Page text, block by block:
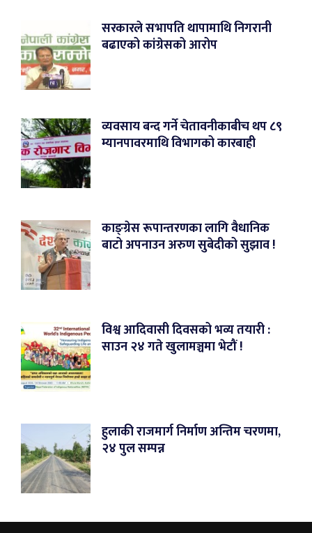
सरकारले सभापति थापामाथि निगरानी
बढाएको कांग्रेसको आरोप
व्यवसाय बन्द गर्ने चेतावनीकाबीच थप ८९
म्यानपावरमाथि विभागको कारबाही
काङ्ग्रेस रूपान्तरणका लागि वैधानिक
बाटो अपनाउन अरुण सुबेदीको सुझाव !
विश्व आदिवासी दिवसको भव्य तयारी :
साउन २४ गते खुलामञ्चमा भेटौं !
हुलाकी राजमार्ग निर्माण अन्तिम चरणमा,
२४ पुल सम्पन्न